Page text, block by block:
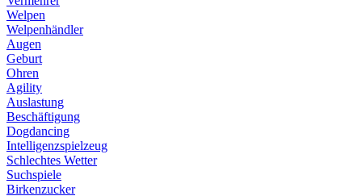
Welpen
Welpenhändler
Augen
Geburt
Ohren
Agility
Auslastung
Beschäftigung
Dogdancing
Intelligenzspielzeug
Schlechtes Wetter
Suchspiele
Birkenzucker